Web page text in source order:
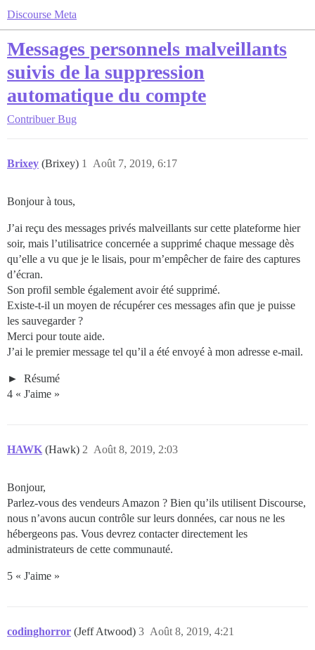
Discourse Meta
Messages personnels malveillants
suivis de la suppression
automatique du compte
Contribuer Bug
Brixey (Brixey) Août 7, 2019, 6:17
1
Bonjour à tous,
J’ai reçu des messages privés malveillants sur cette plateforme hier
soir, mais l’utilisatrice concernée a supprimé chaque message dès
qu’elle a vu que je le lisais, pour m’empêcher de faire des captures
d’écran.
Son profil semble également avoir été supprimé.
Existe-t-il un moyen de récupérer ces messages afin que je puisse
les sauvegarder ?
Merci pour toute aide.
J’ai le premier message tel qu’il a été envoyé à mon adresse e-mail.
Résumé
4 « J'aime »
HAWK (Hawk) Août 8, 2019, 2:03
2
Bonjour,
Parlez-vous des vendeurs Amazon ? Bien qu’ils utilisent Discourse,
nous n’avons aucun contrôle sur leurs données, car nous ne les
hébergeons pas. Vous devrez contacter directement les
administrateurs de cette communauté.
5 « J'aime »
codinghorror (Jeff Atwood) Août 8, 2019, 4:21
3